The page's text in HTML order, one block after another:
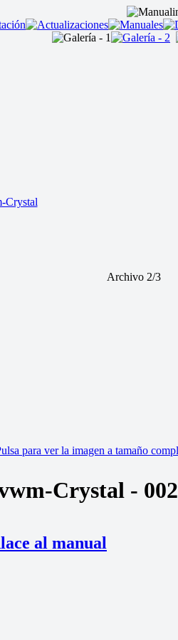
Crystal
Archivo 2/3
Crystal - 002
al manual